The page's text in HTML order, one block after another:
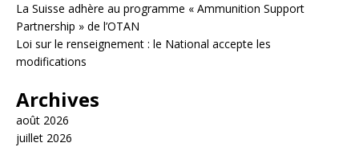
La Suisse adhère au programme « Ammunition Support
Partnership » de l’OTAN
Loi sur le renseignement : le National accepte les
modifications
Archives
août 2026
juillet 2026